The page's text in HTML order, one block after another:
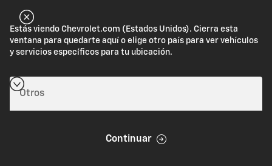
Estás viendo Chevrolet.com (Estados Unidos). Cierra esta
ventana para quedarte aquí o elige otro país para ver vehículos
y servicios específicos para tu ubicación.
Continuar